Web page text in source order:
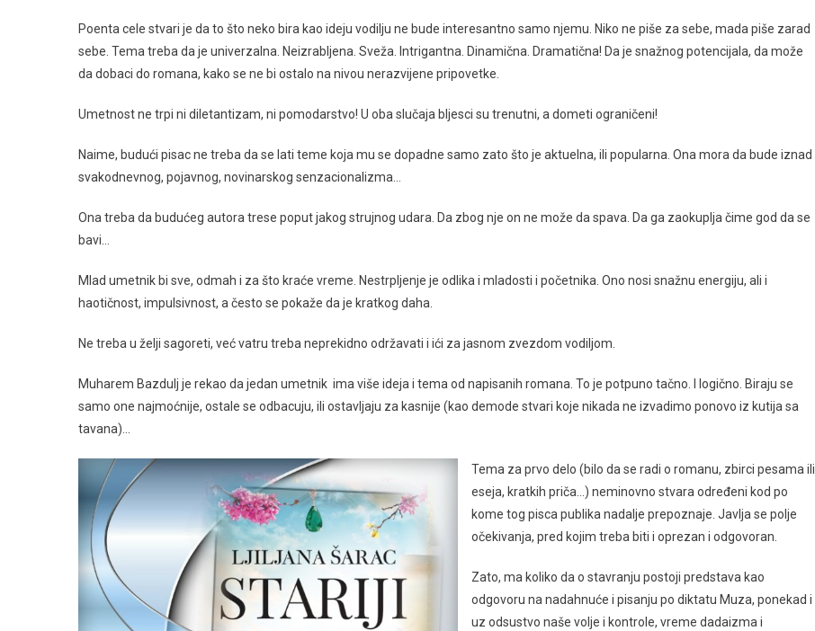
Poenta cele stvari je da to što neko bira kao ideju vodilju ne bude interesantno samo njemu. Niko ne piše za sebe, mada piše zarad
sebe. Tema treba da je univerzalna. Neizrabljena. Sveža. Intrigantna. Dinamična. Dramatična! Da je snažnog potencijala, da može
da dobaci do romana, kako se ne bi ostalo na nivou nerazvijene pripovetke.
Umetnost ne trpi ni diletantizam, ni pomodarstvo! U oba slučaja bljesci su trenutni, a dometi ograničeni!
Naime, budući pisac ne treba da se lati teme koja mu se dopadne samo zato što je aktuelna, ili popularna. Ona mora da bude iznad
svakodnevnog, pojavnog, novinarskog senzacionalizma…
Ona treba da budućeg autora trese poput jakog strujnog udara. Da zbog nje on ne može da spava. Da ga zaokuplja čime god da se
bavi…
Mlad umetnik bi sve, odmah i za što kraće vreme. Nestrpljenje je odlika i mladosti i početnika. Ono nosi snažnu energiju, ali i
haotičnost, impulsivnost, a često se pokaže da je kratkog daha.
Ne treba u želji sagoreti, već vatru treba neprekidno održavati i ići za jasnom zvezdom vodiljom.
Muharem Bazdulj je rekao da jedan umetnik ima više ideja i tema od napisanih romana. To je potpuno tačno. I logično. Biraju se
samo one najmoćnije, ostale se odbacuju, ili ostavljaju za kasnije (kao demode stvari koje nikada ne izvadimo ponovo iz kutija sa
tavana)…
Tema za prvo delo (bilo da se radi o romanu, zbirci pesama ili
eseja, kratkih priča…) neminovno stvara određeni kod po
kome tog pisca publika nadalje prepoznaje. Javlja se polje
očekivanja, pred kojim treba biti i oprezan i odgovoran.
Zato, ma koliko da o stavranju postoji predstava kao
odgovoru na nadahnuće i pisanju po diktatu Muza, ponekad i
uz odsustvo naše volje i kontrole, vreme dadaizma i